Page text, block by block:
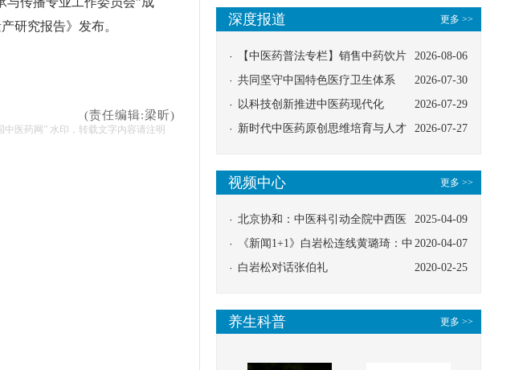
研究报告》发布。
(责任编辑:梁昕)
医药网” 水印，转载文字内容请注明
更多 >>
深度报道
2026-08-06
【中医药普法专栏】销售中药饮片
应告知煎服方法及注意事项
2026-07-30
共同坚守中国特色医疗卫生体系
2026-07-29
以科技创新推进中医药现代化
2026-07-27
新时代中医药原创思维培育与人才
更多 >>
视频中心
2025-04-09
北京协和：中医科引动全院中西医
协同
2020-04-07
《新闻1+1》白岩松连线黄璐琦：中
医救治的临床效果
2020-02-25
白岩松对话张伯礼
更多 >>
养生科普